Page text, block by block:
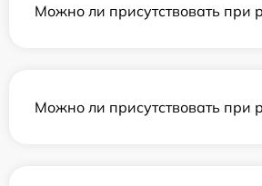
Можно ли присутствовать при
Можно ли присутствовать при